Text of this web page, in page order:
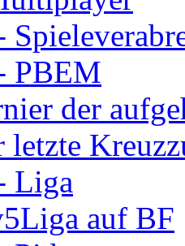
PBEM
der
letzte
Liga
auf BF